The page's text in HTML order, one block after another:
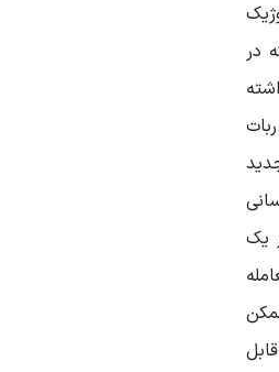
در
یک